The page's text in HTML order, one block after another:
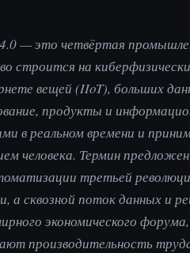
— это четвёртая
строится на
вещей (IIoT), больших
продукты и
в реальном времени и
человека. Термин
третьей
а сквозной поток данных и
экономического
производительность